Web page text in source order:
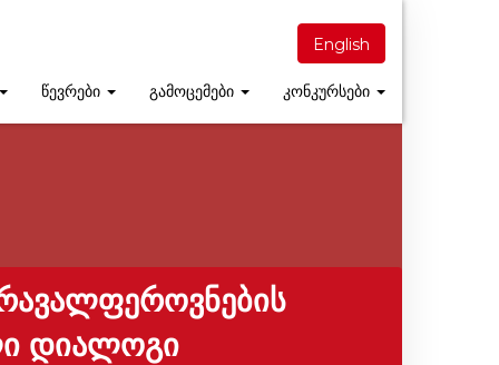
English
წევრები გამოცემები კონკურსები
ᲓᲘᲐᲚᲝᲒᲘ